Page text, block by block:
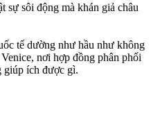
sự sôi động mà khán giả châu
tế dường như hầu như không
nơi hợp đồng phân phối
giúp ích được gì.